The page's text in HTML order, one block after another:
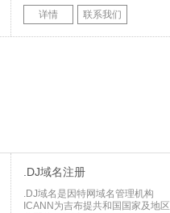
详情 联系我们
.DJ域名注册
.DJ域名是因特网域名管理机构
ICANN为吉布提共和国国家及地区